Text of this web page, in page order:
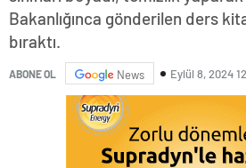
Bakanlığınca gönderilen ders
bıraktı.
ABONE OL News Eylül 8, 2024